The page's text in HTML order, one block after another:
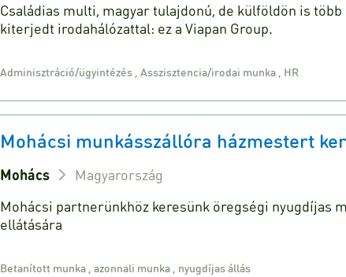
Családias multi, magyar tulajdonú, de külföldön is
kiterjedt irodahálózattal: ez a Viapan Group.
Adminisztráció/ügyintézés Asszisztencia/irodai munka HR
Mohácsi munkásszállóra házmestert
Mohács
Magyarország
Mohácsi partnerünkhöz keresünk öregségi nyugdíjas
ellátására
Betanított munka ,azonnali munka nyugdíjas állás